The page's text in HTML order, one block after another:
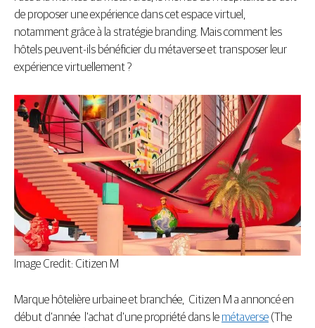
de proposer une expérience dans cet espace virtuel,
notamment grâce à la stratégie branding. Mais comment les
hôtels peuvent-ils bénéficier du métaverse et transposer leur
expérience virtuellement ?
Image Credit: Citizen M
Marque hôtelière urbaine et branchée, Citizen M a annoncé en
début d’année l’achat d’une propriété dans le métaverse (The